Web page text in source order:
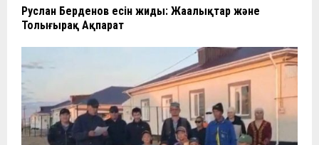
Руслан Берденов есін жиды: Жаңалықтар және
Толығырақ Ақпарат